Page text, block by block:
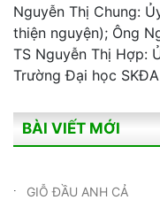
Nguyễn Thị Chung:
thiện nguyện); Ông
TS Nguyễn Thị Hợp:
Trường Đại học
BÀI VIẾT MỚI
GIỖ ĐẦU ANH CẢ